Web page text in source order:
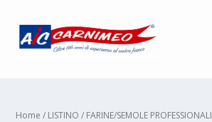
Home / LISTINO / FARINE/SEMOLE PROFESSIONALI